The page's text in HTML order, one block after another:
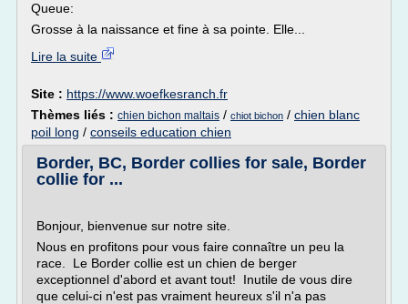
Queue:
Grosse à la naissance et fine à sa pointe. Elle...
Lire la suite
Site : https://www.woefkesranch.fr
Thèmes liés : chien bichon maltais / chiot bichon / chien blanc
poil long / conseils education chien
Border, BC, Border collies for sale, Border
collie for ...
Bonjour, bienvenue sur notre site.
Nous en profitons pour vous faire connaître un peu la
race. Le Border collie est un chien de berger
exceptionnel d'abord et avant tout! Inutile de vous dire
que celui-ci n'est pas vraiment heureux s'il n'a pas